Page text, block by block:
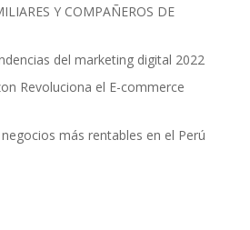
Y COMPAÑEROS DE
del marketing digital 2022
Revoluciona el E-commerce
más rentables en el Perú